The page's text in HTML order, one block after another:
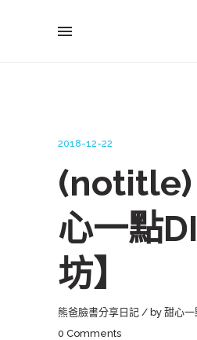
2018-12-22
(notitle)
心一點
坊】
熊爸臉書分享日記 by 甜心一
0 Comments